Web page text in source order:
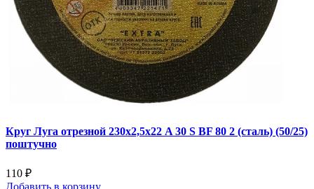
Круг Луга отрезной 230х2,5х22 A 30 S BF 80 2 (сталь) (50/25)
поштучно
110 ₽
Добавить в корзину